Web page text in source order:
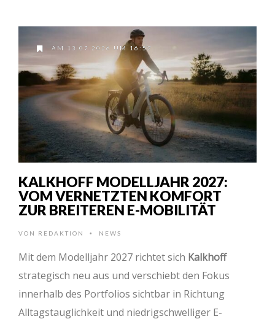
AM 13.07.2026 UM 16:57
KALKHOFF MODELLJAHR 2027:
VOM VERNETZTEN KOMFORT
ZUR BREITEREN E-MOBILITÄT
VON REDAKTION • NEWS
Mit dem Modelljahr 2027 richtet sich Kalkhoff
strategisch neu aus und verschiebt den Fokus
innerhalb des Portfolios sichtbar in Richtung
Alltagstauglichkeit und niedrigschwelliger E-